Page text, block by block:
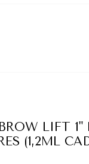
LIFT 1"
(1,2ML